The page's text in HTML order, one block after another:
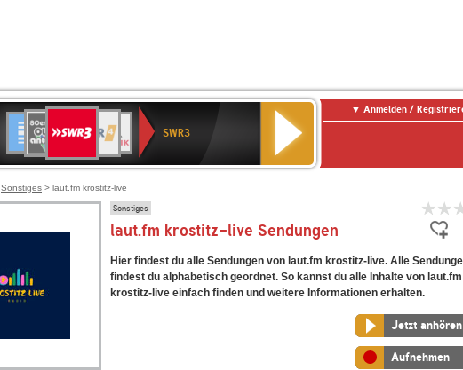
Deutschlandfunk
80er
90er
OLDIE
ANTENNE
4
KLASSIK
SWR
Kultur
NDR
2
SWR3
Anmelden /
Sonstiges > laut.fm krostitz-live
Sonstiges
laut.fm krostitz-live Sendungen
Hier findest du alle Sendungen von laut.fm krostitz-live. Alle
findest du alphabetisch geordnet. So kannst du alle Inhalte von laut.fm
krostitz-live einfach finden und weitere Informationen erhalten.
Jetzt anhören
Aufnehmen